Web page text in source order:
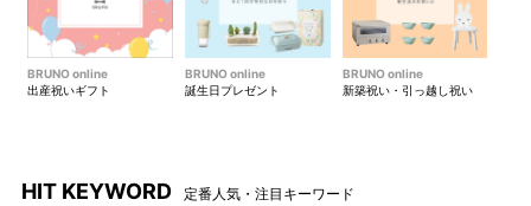
BRUNO online
出産祝いギフト
BRUNO online
誕生日プレゼント
BRUNO online
新築祝い・引っ越し祝い
HIT KEYWORD 定番人気・注目キーワード